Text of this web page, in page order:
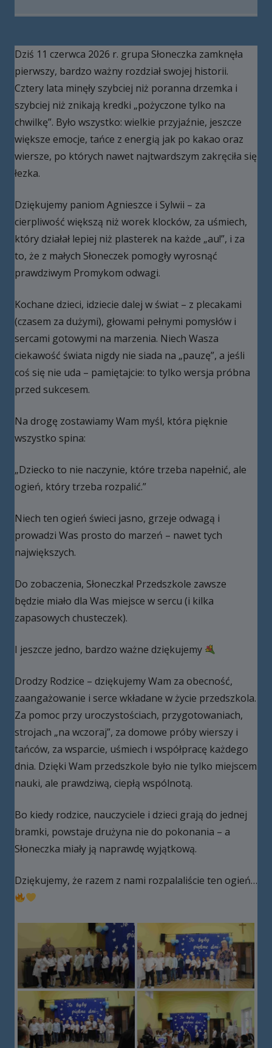
Dziś 11 czerwca 2026 r. grupa Słoneczka zamknęła
pierwszy, bardzo ważny rozdział swojej historii.
Cztery lata minęły szybciej niż poranna drzemka i
szybciej niż znikają kredki „pożyczone tylko na
chwilkę”. Było wszystko: wielkie przyjaźnie, jeszcze
większe emocje, tańce z energią jak po kakao oraz
wiersze, po których nawet najtwardszym zakręciła się
łezka.
Dziękujemy paniom Agnieszce i Sylwii – za
cierpliwość większą niż worek klocków, za uśmiech,
który działał lepiej niż plasterek na każde „au!”, i za
to, że z małych Słoneczek pomogły wyrosnąć
prawdziwym Promykom odwagi.
Kochane dzieci, idziecie dalej w świat – z plecakami
(czasem za dużymi), głowami pełnymi pomysłów i
sercami gotowymi na marzenia. Niech Wasza
ciekawość świata nigdy nie siada na „pauzę”, a jeśli
coś się nie uda – pamiętajcie: to tylko wersja próbna
przed sukcesem.
Na drogę zostawiamy Wam myśl, która pięknie
wszystko spina:
„Dziecko to nie naczynie, które trzeba napełnić, ale
ogień, który trzeba rozpalić.”
Niech ten ogień świeci jasno, grzeje odwagą i
prowadzi Was prosto do marzeń – nawet tych
największych.
Do zobaczenia, Słoneczka! Przedszkole zawsze
będzie miało dla Was miejsce w sercu (i kilka
zapasowych chusteczek).
I jeszcze jedno, bardzo ważne dziękujemy
Drodzy Rodzice – dziękujemy Wam za obecność,
zaangażowanie i serce wkładane w życie przedszkola.
Za pomoc przy uroczystościach, przygotowaniach,
strojach „na wczoraj”, za domowe próby wierszy i
tańców, za wsparcie, uśmiech i współpracę każdego
dnia. Dzięki Wam przedszkole było nie tylko miejscem
nauki, ale prawdziwą, ciepłą wspólnotą.
Bo kiedy rodzice, nauczyciele i dzieci grają do jednej
bramki, powstaje drużyna nie do pokonania – a
Słoneczka miały ją naprawdę wyjątkową.
Dziękujemy, że razem z nami rozpalaliście ten ogień…